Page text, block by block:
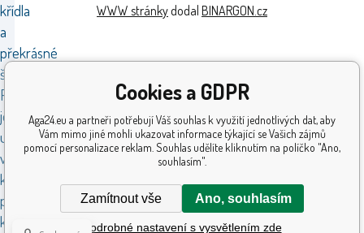
křídla
a
překrásné
šatičky.
Panenka
je
uložená
v obalu,
který
připomíná
kornoutek.
WWW stránkydodal BINARGON.cz
Cookies a GDPR
Aga24.eu a partneři potřebují Váš souhlas k využití jednotlivých dat, aby
Vám mimo jiné mohli ukazovat informace týkající se Vašich zájmů
pomocí personalizace reklam. Souhlas udělíte kliknutím na políčko "Ano,
souhlasím".
Zamítnout vše Ano, souhlasím
Podrobné nastavení s vysvětlením zde